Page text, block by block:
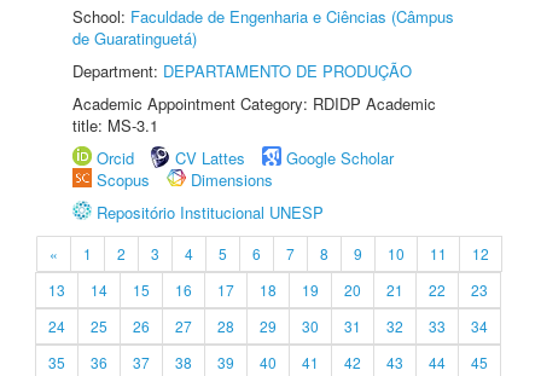
School: Faculdade de Engenharia e Ciências (Câmpus
de Guaratinguetá)
Department: DEPARTAMENTO DE PRODUÇÃO
Academic Appointment Category: RDIDP Academic
title: MS-3.1
Orcid
CV Lattes
Google Scholar
Scopus
Dimensions
Repositório Institucional UNESP
« 1 2 3 4 5 6 7 8 9 10 11
12
13
14 15 16 17 18 19 20 21 22
23
24
25 26 27 28 29 30 31 32 33
34
35
36 37 38 39 40 41 42 43 44
45